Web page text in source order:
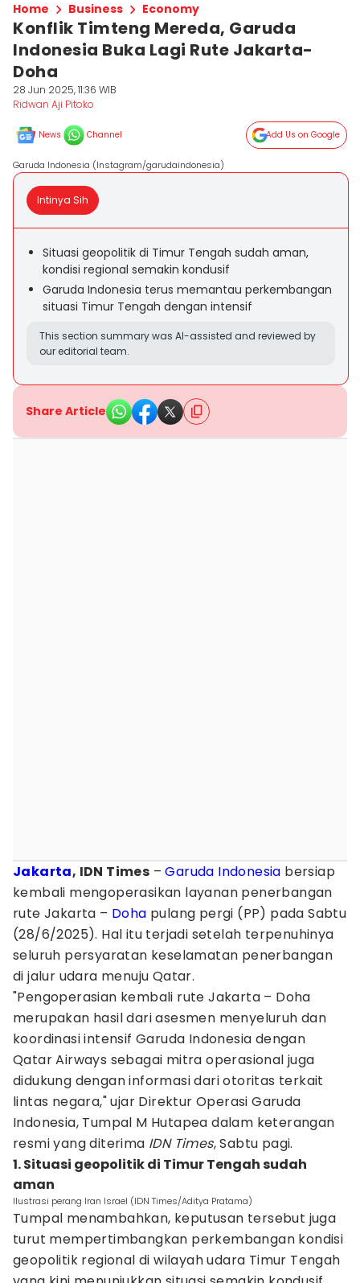
Home Business Economy
Konflik Timteng Mereda, Garuda
Indonesia Buka Lagi Rute Jakarta-
Doha
28 Jun 2025, 11:36 WIB
Ridwan Aji Pitoko
News Channel Add Us on Google
Garuda Indonesia (Instagram/garudaindonesia)
Intinya Sih
Situasi geopolitik di Timur Tengah sudah aman,
kondisi regional semakin kondusif
Garuda Indonesia terus memantau perkembangan
situasi Timur Tengah dengan intensif
This section summary was AI-assisted and reviewed by
our editorial team.
Share Article
Jakarta, IDN Times –Garuda Indonesia bersiap
kembali mengoperasikan layanan penerbangan
rute Jakarta – Doha pulang pergi (PP) pada Sabtu
(28/6/2025). Hal itu terjadi setelah terpenuhinya
seluruh persyaratan keselamatan penerbangan
di jalur udara menuju Qatar.
"Pengoperasian kembali rute Jakarta – Doha
merupakan hasil dari asesmen menyeluruh dan
koordinasi intensif Garuda Indonesia dengan
Qatar Airways sebagai mitra operasional juga
didukung dengan informasi dari otoritas terkait
lintas negara," ujar Direktur Operasi Garuda
Indonesia, Tumpal M Hutapea dalam keterangan
resmi yang diterima IDN Times, Sabtu pagi.
1. Situasi geopolitik di Timur Tengah sudah
aman
Ilustrasi perang Iran Israel (IDN Times/Aditya Pratama)
Tumpal menambahkan, keputusan tersebut juga
turut mempertimbangkan perkembangan kondisi
geopolitik regional di wilayah udara Timur Tengah